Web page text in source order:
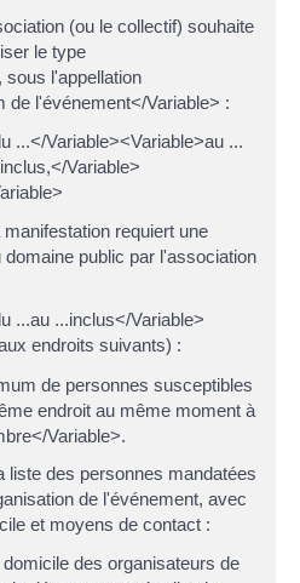
(ou le collectif) souhaite
le type
sous l'appellation
de l'événement</Variable> :
...</Variable><Variable>au ...
Variable>
requiert une
public par l'association
...au ...inclus</Variable>
endroits suivants) :
de personnes susceptibles
endroit au même moment à
Variable>.
liste des personnes mandatées
de l'événement, avec
et moyens de contact :
des organisateurs de